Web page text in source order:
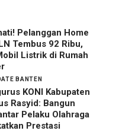
Pelanggan Home
Tembus 92 Ribu,
Listrik di Rumah
BANTEN
KONI Kabupaten
Rasyid: Bangun
Pelaku Olahraga
Prestasi